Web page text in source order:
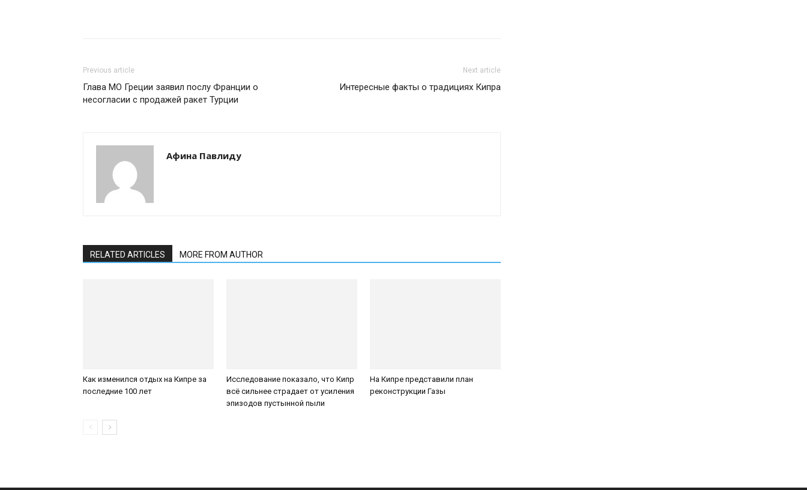
Previous article
Глава МО Греции заявил послу Франции о
несогласии с продажей ракет Турции
Next article
Интересные факты о традициях Кипра
Афина Павлиду
RELATED ARTICLES MORE FROM AUTHOR
Как изменился отдых на Кипре за
последние 100 лет
Исследование показало, что Кипр
всё сильнее страдает от усиления
эпизодов пустынной пыли
На Кипре представили план
реконструкции Газы